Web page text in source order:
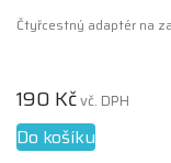
Čtyřcestný adaptér na
190 Kčvč. DPH
Do košíku